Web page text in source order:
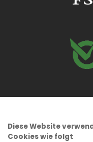
Diese Website
Cookies wie folgt